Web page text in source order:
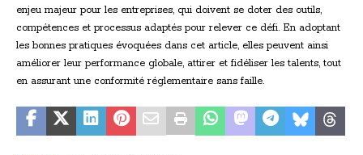
enjeu majeur pour les entreprises, qui doivent se doter des outils,
compétences et processus adaptés pour relever ce défi. En adoptant
les bonnes pratiques évoquées dans cet article, elles peuvent ainsi
améliorer leur performance globale, attirer et fidéliser les talents, tout
en assurant une conformité réglementaire sans faille.